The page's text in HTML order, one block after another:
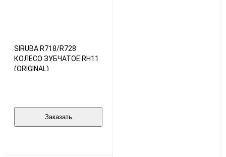
SIRUBA R718/R728
КОЛЕСО ЗУБЧАТОЕ RH11
(ORIGINAL)
Заказать